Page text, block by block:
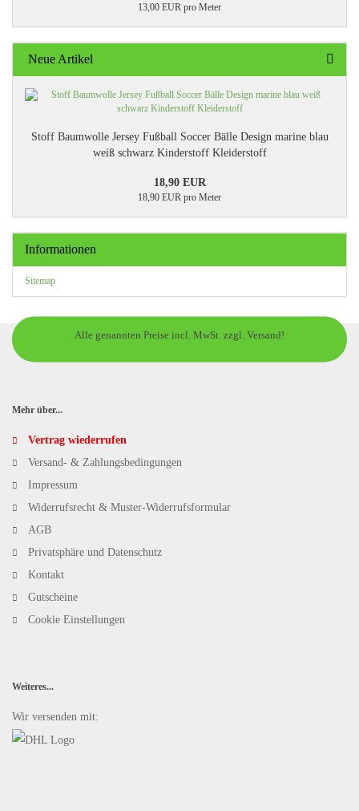
13,00 EUR pro Meter
Neue Artikel
Stoff Baumwolle Jersey Fußball Soccer Bälle Design marine blau
weiß schwarz Kinderstoff Kleiderstoff
18,90 EUR
18,90 EUR pro Meter
Informationen
Sitemap
Alle genannten Preise incl. MwSt. zzgl. Versand!
Mehr über...
Vertrag wiederrufen
Versand- & Zahlungsbedingungen
Impressum
Widerrufsrecht & Muster-Widerrufsformular
AGB
Privatsphäre und Datenschutz
Kontakt
Gutscheine
Cookie Einstellungen
Weiteres...
Wir versenden mit: